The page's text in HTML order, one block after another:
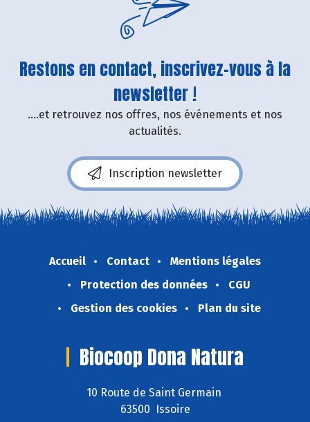
Restons en contact, inscrivez-vous à la
newsletter !
....et retrouvez nos offres, nos événements et nos
actualités.
Inscription newsletter
Accueil Contact
Mentions légales
Protection des données
CGU
Gestion des cookies
Plan du site
Biocoop Dona Natura
10 Route de Saint Germain
63500 Issoire